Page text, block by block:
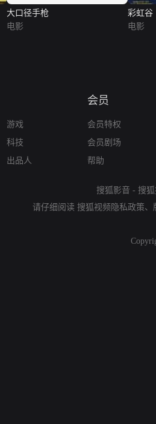
大口径手枪
电影
彩虹谷
电影
游戏
科技
出品人
会员
会员特权
会员剧场
帮助
搜狐影音 - 搜
请仔细阅读 搜狐视频隐私政策、